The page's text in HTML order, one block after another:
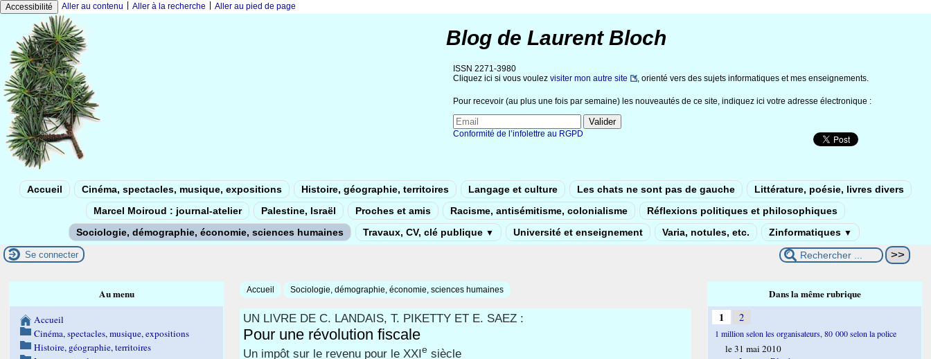
Accessibilité Aller au contenu Aller à la recherche Aller au pied de page
Blog de Laurent Bloch
ISSN 2271-3980
Cliquez ici si vous voulez visiter mon autre site , orienté vers des sujets informatiques et mes enseignements.
Pour recevoir (au plus une fois par semaine) les nouveautés de ce site, indiquez ici votre adresse électronique :
Conformité de l’infolettre au RGPD
Accueil Cinéma, spectacles, musique, expositions Histoire, géographie, territoires Langage et culture Les chats ne sont pas de gauche
Littérature, poésie, livres divers
Marcel Moiroud : journal-atelier
Palestine, Israël Proches et amis Racisme, antisémitisme, colonialisme
Réflexions politiques et philosophiques
Sociologie, démographie, économie, sciences humaines
Travaux, CV, clé publique ▼ Université et enseignement Varia, notules, etc. Zinformatiques ▼
Se connecter
Accueil Sociologie, démographie, économie, sciences humaines
UN LIVRE DE C. LANDAIS, T. PIKETTY ET E. SAEZ :
Pour une révolution fiscale
Un impôt sur le revenu pour le XXIe siècle
Au menu
Accueil
Cinéma, spectacles, musique, expositions
Histoire, géographie, territoires
Dans la même rubrique
1 2
1 million selon les organisateurs, 80 000 selon la police
le 31 mai 2010